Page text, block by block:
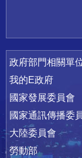
政府部門相關單
我的E政府
國家發展委員會
國家通訊傳播委
大陸委員會
勞動部